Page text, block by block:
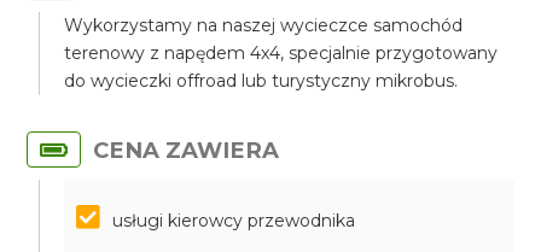
Wykorzystamy na naszej wycieczce samochód
terenowy z napędem 4x4, specjalnie przygotowany
do wycieczki offroad lub turystyczny mikrobus.
CENA ZAWIERA
usługi kierowcy przewodnika